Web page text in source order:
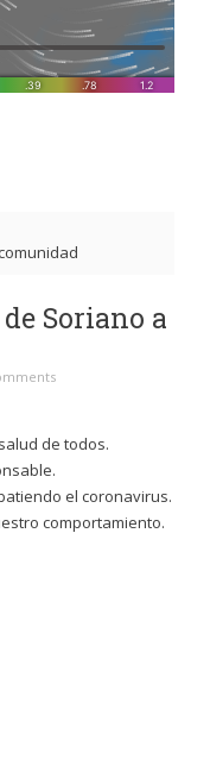
Soriano a
de todos.
el coronavirus.
comportamiento.